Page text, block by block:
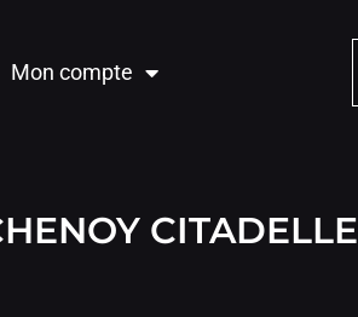
Mon compte
CITADELLE